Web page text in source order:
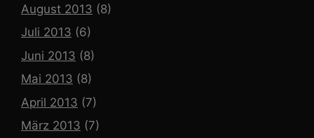
August 2013 (8)
Juli 2013 (6)
Juni 2013 (8)
Mai 2013 (8)
April 2013 (7)
März 2013 (7)